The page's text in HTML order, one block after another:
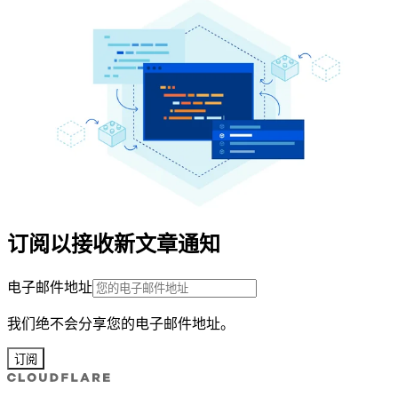
订阅以接收新文章通知
电子邮件地址
我们绝不会分享您的电子邮件地址。
订阅